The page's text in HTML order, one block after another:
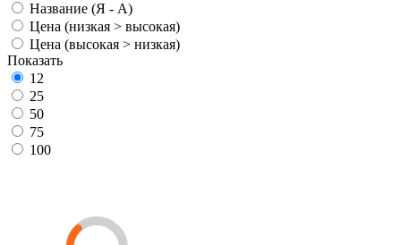
Название (Я - А)
Цена (низкая > высокая)
Цена (высокая > низкая)
Показать
12
25
50
75
100